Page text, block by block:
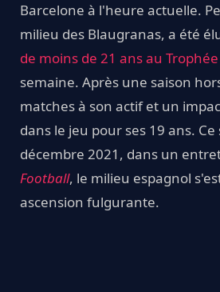
Barcelone à l'heure actuelle.
milieu des Blaugranas, a été
de moins de 21 ans au
semaine. Après une saison
matches à son actif et un
dans le jeu pour ses 19 ans.
décembre 2021, dans un
Football, le milieu espagnol
ascension fulgurante.